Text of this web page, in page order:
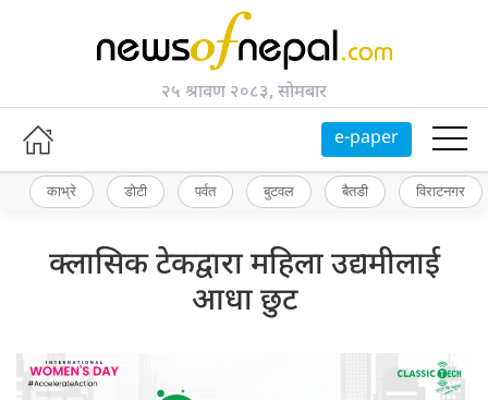
२५ श्रावण २०८३, सोमबार
e-paper
काभ्रे डोटी पर्वत बुटवल बैतडी विराटनगर
क्लासिक टेकद्वारा महिला उद्यमीलाई
आधा छुट